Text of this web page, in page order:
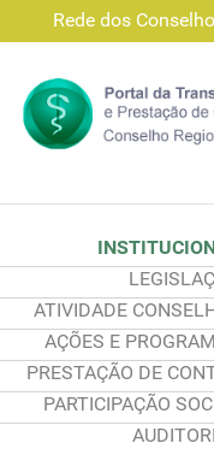
Rede dos
ATIVIDADE
AÇÕES E
PRESTAÇÃO DE
PARTICIPAÇÃO